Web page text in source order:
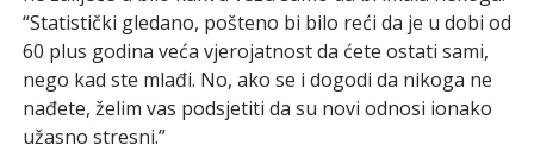
“Statistički gledano, pošteno bi bilo reći da je u dobi od
60 plus godina veća vjerojatnost da ćete ostati sami,
nego kad ste mlađi. No, ako se i dogodi da nikoga ne
nađete, želim vas podsjetiti da su novi odnosi ionako
užasno stresni.”